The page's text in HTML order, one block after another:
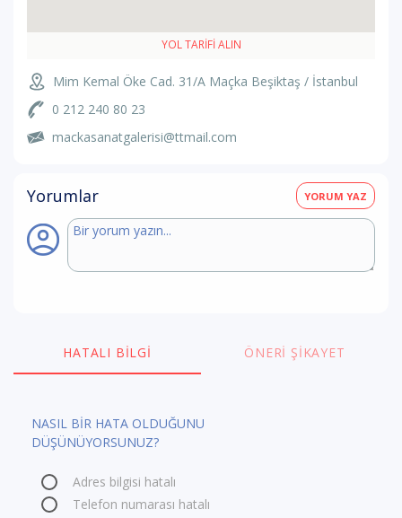
YOL TARIFI ALIN
Mim Kemal Öke Cad. 31/A Maçka Beşiktaş / İstanbul
0 212 240 80 23
mackasanatgalerisi@ttmail.com
Yorumlar YORUM YAZ
HATALI BILGI ÖNERI ŞIKAYET
NASIL BİR HATA OLDUĞUNU
DÜŞÜNÜYORSUNUZ?
Adres bilgisi hatalı
Telefon numarası hatalı